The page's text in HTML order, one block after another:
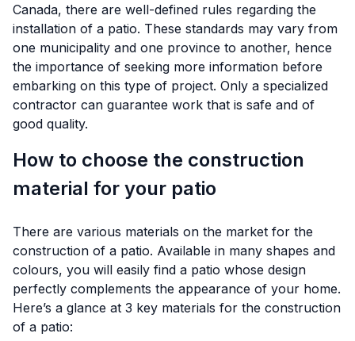
Canada, there are well-defined rules regarding the
installation of a patio. These standards may vary from
one municipality and one province to another, hence
the importance of seeking more information before
embarking on this type of project. Only a specialized
contractor can guarantee work that is safe and of
good quality.
How to choose the construction
material for your patio
There are various materials on the market for the
construction of a patio. Available in many shapes and
colours, you will easily find a patio whose design
perfectly complements the appearance of your home.
Here’s a glance at 3 key materials for the construction
of a patio: